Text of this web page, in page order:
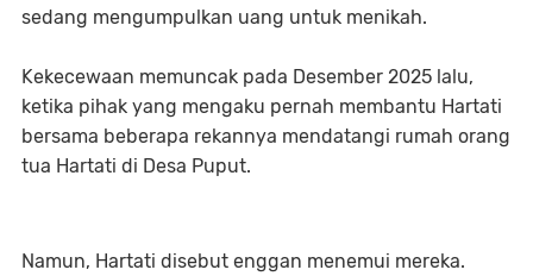
sedang mengumpulkan uang untuk menikah.
Kekecewaan memuncak pada Desember 2025 lalu,
ketika pihak yang mengaku pernah membantu Hartati
bersama beberapa rekannya mendatangi rumah orang
tua Hartati di Desa Puput.
Namun, Hartati disebut enggan menemui mereka.